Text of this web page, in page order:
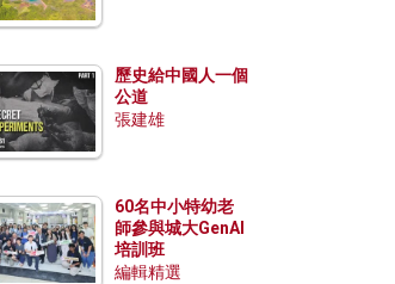
歷史給中國人一個
公道
張建雄
60名中小特幼老
師參與城大GenAI
培訓班
編輯精選